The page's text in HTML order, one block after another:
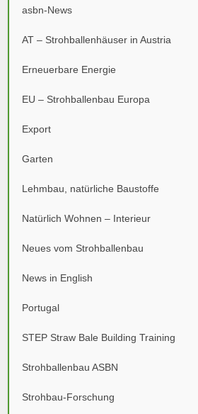
asbn-News
AT – Strohballenhäuser in Austria
Erneuerbare Energie
EU – Strohballenbau Europa
Export
Garten
Lehmbau, natürliche Baustoffe
Natürlich Wohnen – Interieur
Neues vom Strohballenbau
News in English
Portugal
STEP Straw Bale Building Training
Strohballenbau ASBN
Strohbau-Forschung